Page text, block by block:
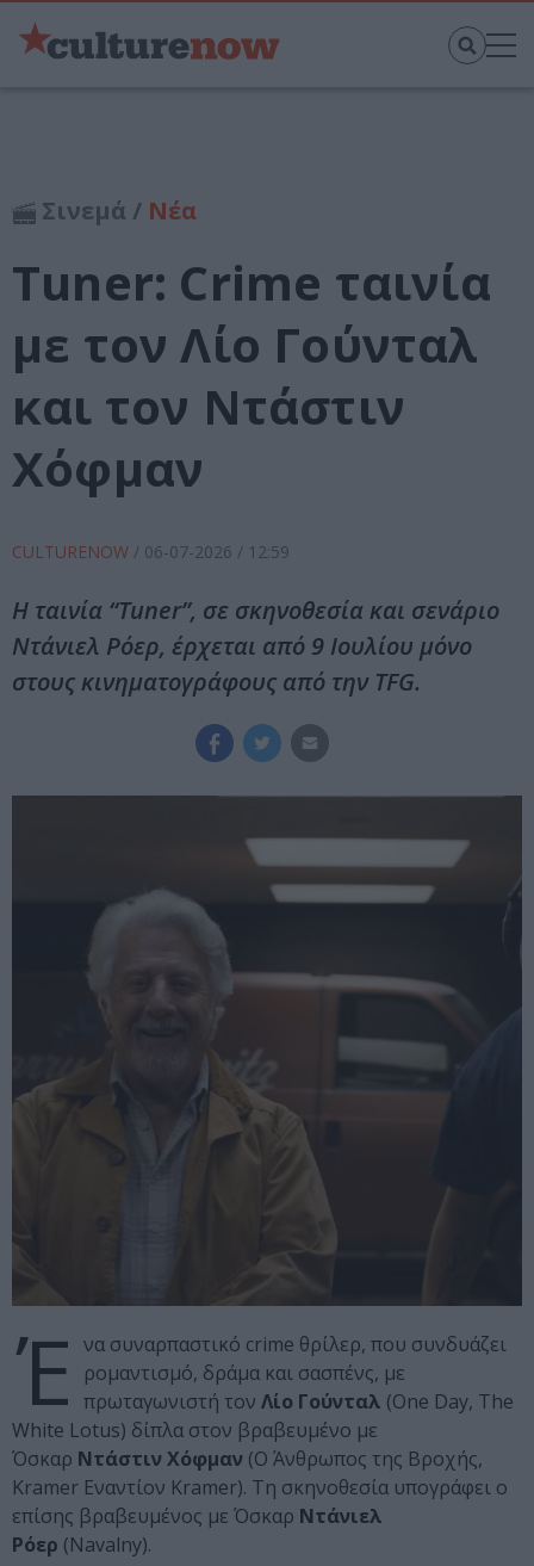
Σινεμά / Νέα
Tuner: Crime ταινία
με τον Λίο Γούνταλ
και τον Ντάστιν
Χόφμαν
CULTURENOW / 06-07-2026 / 12:59
Η ταινία “Tuner”, σε σκηνοθεσία και σενάριο
Ντάνιελ Ρόερ, έρχεται από 9 Ιουλίου μόνο
στους κινηματογράφους από την TFG.
Έ να συναρπαστικό crime θρίλερ, που συνδυάζει
ρομαντισμό, δράμα και σασπένς, με
πρωταγωνιστή τον Λίο Γούνταλ (One Day, The
White Lotus) δίπλα στον βραβευμένο με
Όσκαρ Ντάστιν Χόφμαν (Ο Άνθρωπος της Βροχής,
Kramer Εναντίον Kramer). Τη σκηνοθεσία υπογράφει ο
επίσης βραβευμένος με Όσκαρ Ντάνιελ
Ρόερ (Navalny).